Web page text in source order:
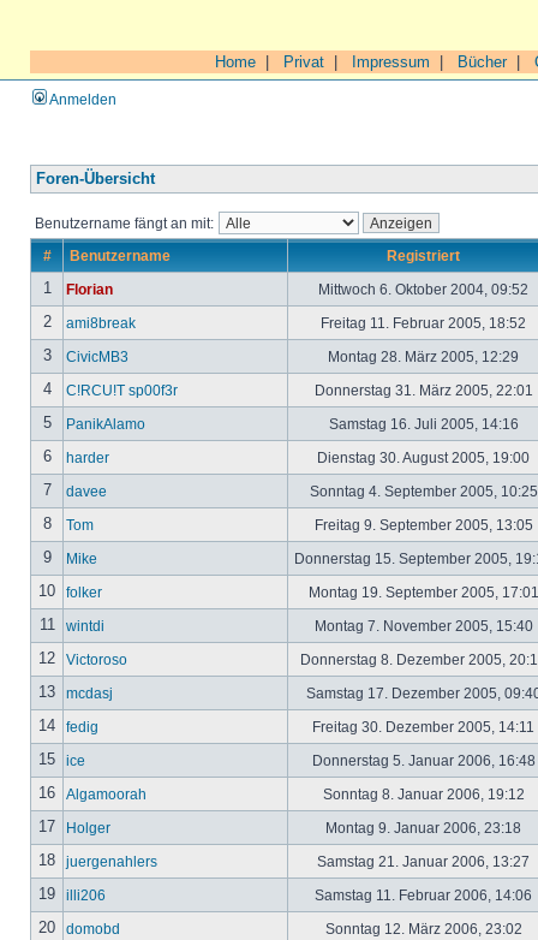
Home Privat Impressum Bücher|
Anmelden
Foren-Übersicht
Benutzername fängt an mit:
# Benutzername Registriert
1 Florian Mittwoch 6. Oktober 2004, 09:52
2 ami8break Freitag 11. Februar 2005, 18:52
3 CivicMB3 Montag 28. März 2005, 12:29
4 C!RCU!T sp00f3r Donnerstag 31. März 2005, 22:01
5 PanikAlamo Samstag 16. Juli 2005, 14:16
6 harder Dienstag 30. August 2005, 19:00
7 davee Sonntag 4. September 2005,
8 Tom Freitag 9. September 2005, 13:05
9 Mike Donnerstag 15. September 2005,
10 folker Montag 19. September 2005,
11 wintdi Montag 7. November 2005, 15:40
12 Victoroso Donnerstag 8. Dezember 2005,
13 mcdasj Samstag 17. Dezember 2005,
14 fedig Freitag 30. Dezember 2005, 14:11
15 ice Donnerstag 5. Januar 2006, 16:48
16 Algamoorah Sonntag 8. Januar 2006, 19:12
17 Holger Montag 9. Januar 2006, 23:18
18 juergenahlers Samstag 21. Januar 2006, 13:27
19 illi206 Samstag 11. Februar 2006, 14:06
20 domobd Sonntag 12. März 2006, 23:02